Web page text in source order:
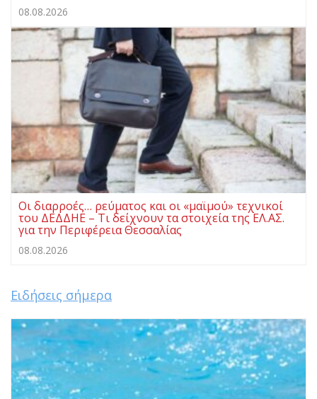
08.08.2026
Οι διαρροές… ρεύματος και οι «μαϊμού» τεχνικοί
του ΔΕΔΔΗΕ – Τι δείχνουν τα στοιχεία της ΕΛ.ΑΣ.
για την Περιφέρεια Θεσσαλίας
08.08.2026
Ειδήσεις σήμερα